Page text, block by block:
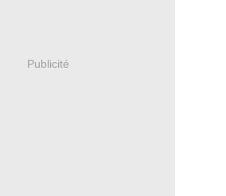
Publicité